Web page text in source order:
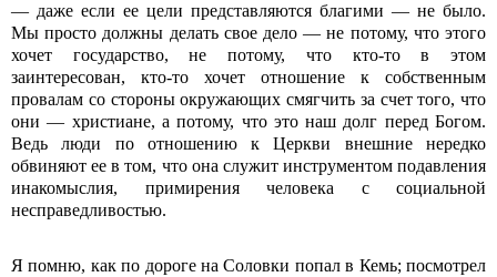
— даже если ее цели представляются благими — не было.
Мы просто должны делать свое дело — не потому, что этого
хочет государство, не потому, что кто-то в этом
заинтересован, кто-то хочет отношение к собственным
провалам со стороны окружающих смягчить за счет того, что
они — христиане, а потому, что это наш долг перед Богом.
Ведь люди по отношению к Церкви внешние нередко
обвиняют ее в том, что она служит инструментом подавления
инакомыслия, примирения человека с социальной
несправедливостью.
Я помню, как по дороге на Соловки попал в Кемь; посмотрел